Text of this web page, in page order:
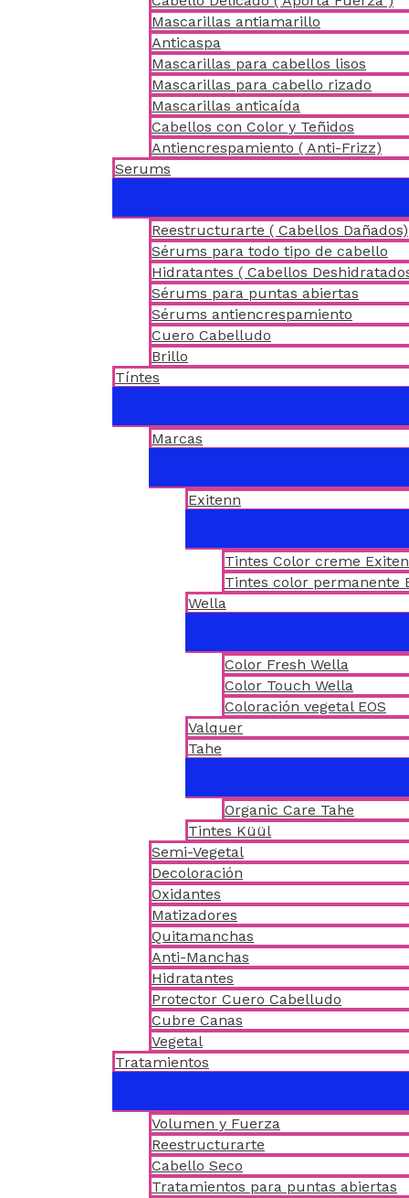
Mascarillas antiamarillo
Anticaspa
Mascarillas para cabellos lisos
Mascarillas para cabello rizado
Mascarillas anticaída
Cabellos con Color y Teñidos
Antiencrespamiento ( Anti-Frizz)
Serums
Reestructurarte ( Cabellos Dañados)
Sérums para todo tipo de cabello
Hidratantes ( Cabellos
Sérums para puntas abiertas
Sérums antiencrespamiento
Cuero Cabelludo
Brillo
Tíntes
Marcas
Exitenn
Tintes Color creme
Tintes color permanente
Wella
Color Fresh Wella
Color Touch Wella
Coloración vegetal EOS
Valquer
Tahe
Organic Care Tahe
Tintes Küül
Semi-Vegetal
Decoloración
Oxidantes
Matizadores
Quitamanchas
Anti-Manchas
Hidratantes
Protector Cuero Cabelludo
Cubre Canas
Vegetal
Tratamientos
Volumen y Fuerza
Reestructurarte
Cabello Seco
Tratamientos para puntas abiertas